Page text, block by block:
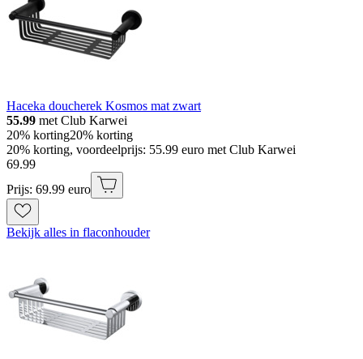
Haceka doucherek Kosmos mat zwart
55.99 met Club Karwei
20% korting20% korting
20% korting, voordeelprijs: 55.99 euro met Club Karwei
69.99
Prijs: 69.99 euro
Bekijk alles in flaconhouder